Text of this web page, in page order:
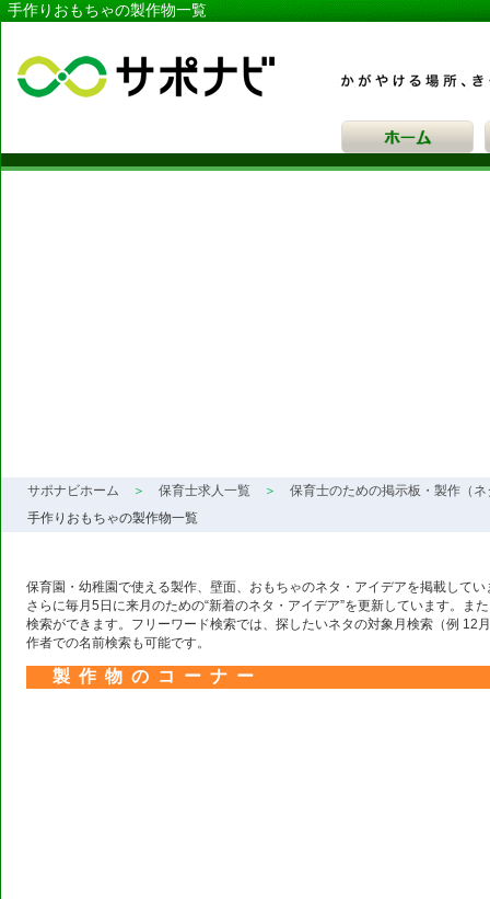
手作りおもちゃの製作物一覧
サポナビホーム 保育士求人一覧
保育士のための掲示板・製作（
手作りおもちゃの製作物一覧
保育園・幼稚園で使える製作、壁面、おもちゃのネタ・アイデアを掲載して
さらに毎月5日に来月のための“新着のネタ・アイデア”を更新しています。ま
検索ができます。フリーワード検索では、探したいネタの対象月検索（例 12
作者での名前検索も可能です。
製作物のコーナー